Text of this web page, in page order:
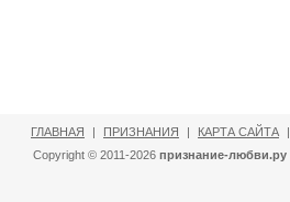
ГЛАВНАЯ | ПРИЗНАНИЯ | КАРТА САЙТА |
Copyright © 2011-2026 признание-любви.ру